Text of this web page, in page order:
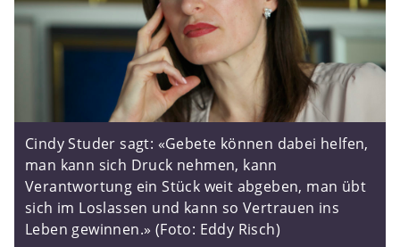
Cindy Studer sagt: «Gebete können dabei helfen,
man kann sich Druck nehmen, kann
Verantwortung ein Stück weit abgeben, man übt
sich im Loslassen und kann so Vertrauen ins
Leben gewinnen.» (Foto: Eddy Risch)